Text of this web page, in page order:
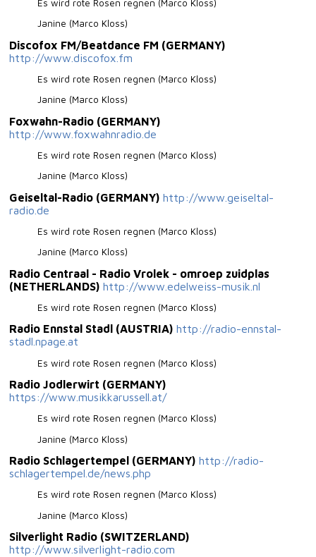
Es wird rote Rosen regnen (Marco Kloss)
Janine (Marco Kloss)
Discofox FM/Beatdance FM (GERMANY)
http://www.discofox.fm
Es wird rote Rosen regnen (Marco Kloss)
Janine (Marco Kloss)
Foxwahn-Radio (GERMANY)
http://www.foxwahnradio.de
Es wird rote Rosen regnen (Marco Kloss)
Janine (Marco Kloss)
Geiseltal-Radio (GERMANY) http://www.geiseltal-
radio.de
Es wird rote Rosen regnen (Marco Kloss)
Janine (Marco Kloss)
Radio Centraal - Radio Vrolek - omroep zuidplas
(NETHERLANDS) http://www.edelweiss-musik.nl
Es wird rote Rosen regnen (Marco Kloss)
Radio Ennstal Stadl (AUSTRIA) http://radio-ennstal-
stadl.npage.at
Es wird rote Rosen regnen (Marco Kloss)
Radio Jodlerwirt (GERMANY)
https://www.musikkarussell.at/
Es wird rote Rosen regnen (Marco Kloss)
Janine (Marco Kloss)
Radio Schlagertempel (GERMANY) http://radio-
schlagertempel.de/news.php
Es wird rote Rosen regnen (Marco Kloss)
Janine (Marco Kloss)
Silverlight Radio (SWITZERLAND)
http://www.silverlight-radio.com